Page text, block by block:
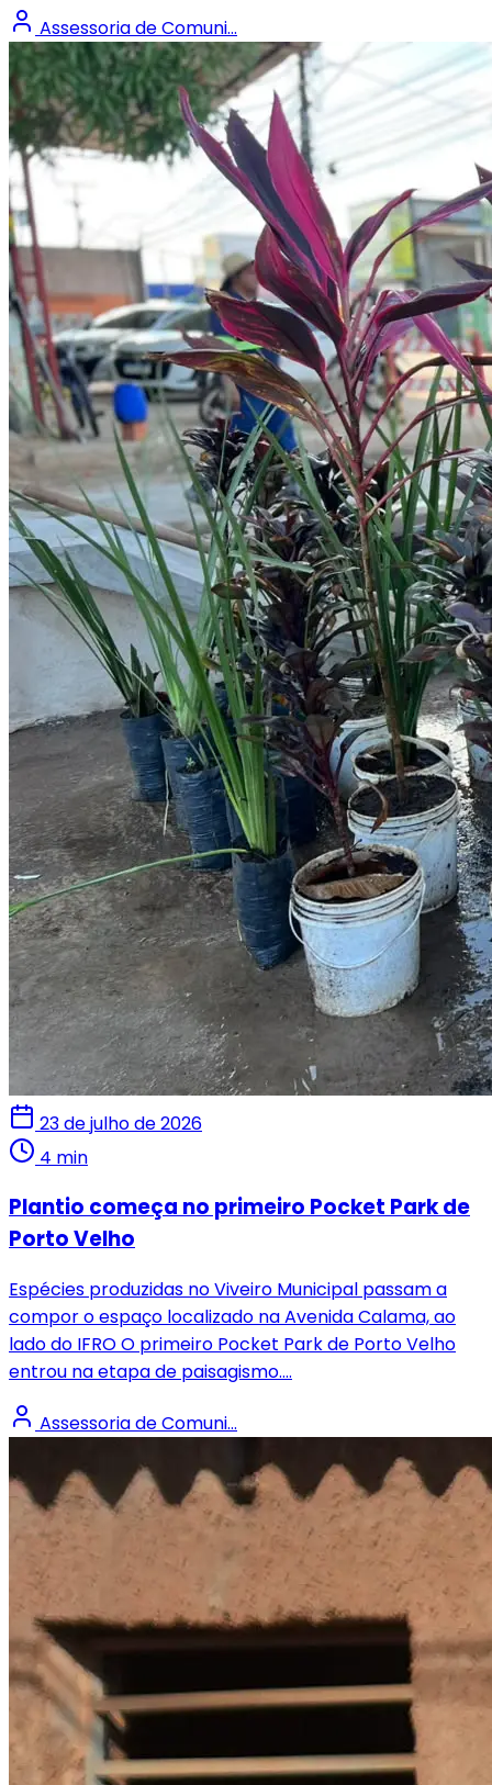
Assessoria de Comuni...
23 de julho de 2026
4 min
Plantio começa no primeiro Pocket Park de
Porto Velho
Espécies produzidas no Viveiro Municipal passam a
compor o espaço localizado na Avenida Calama, ao
lado do IFRO O primeiro Pocket Park de Porto Velho
entrou na etapa de paisagismo....
Assessoria de Comuni...